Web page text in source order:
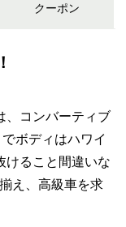
クーポン
、コンバーティブ
ボディはハワイ
けること間違いな
え、高級車を求